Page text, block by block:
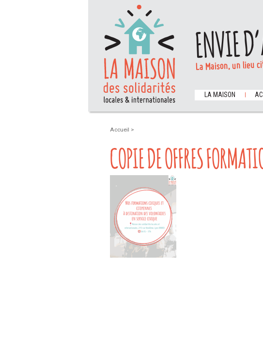
ENVIE
La Maison, un
LA MAISON
Accueil >
COPIE DE OFFRES